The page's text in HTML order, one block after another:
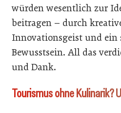
würden wesentlich zur
beitragen – durch
Innovationsgeist und ein
Bewusstsein. All das
und Dank.
Tourismus ohne Kulinarik?